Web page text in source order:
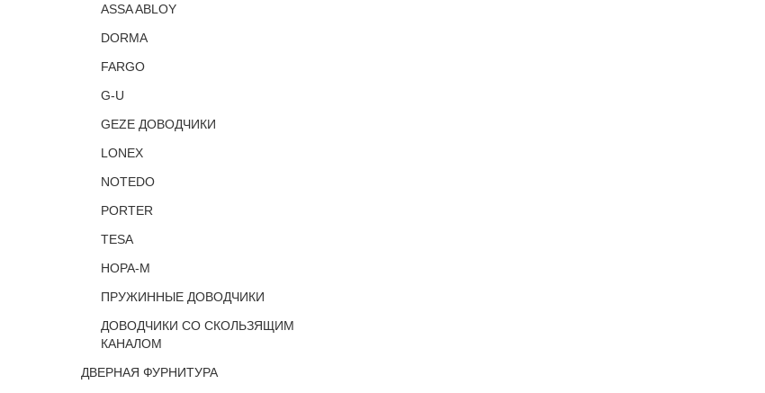
ASSA ABLOY
DORMA
FARGO
G-U
GEZE ДОВОДЧИКИ
LONEX
NOTEDO
PORTER
TESA
НОРА-М
ПРУЖИННЫЕ ДОВОДЧИКИ
ДОВОДЧИКИ СО СКОЛЬЗЯЩИМ
КАНАЛОМ
ДВЕРНАЯ ФУРНИТУРА